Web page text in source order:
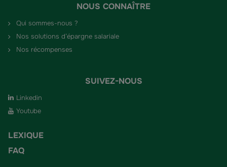
NOUS CONNAÎTRE
Qui sommes-nous ?
Nos solutions d’épargne salariale
Nos récompenses
SUIVEZ-NOUS
Linkedin
Youtube
LEXIQUE
FAQ